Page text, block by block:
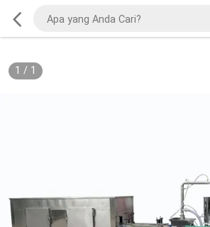
1 / 1